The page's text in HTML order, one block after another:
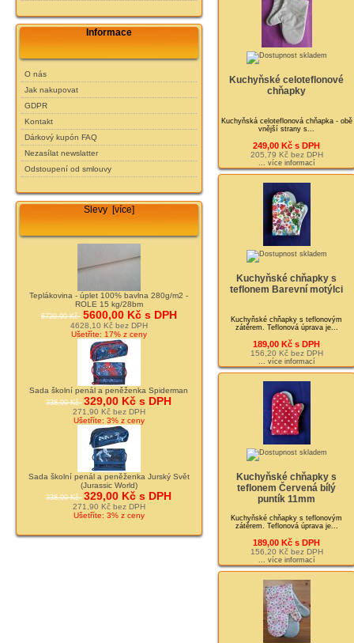
Informace
O nás
Jak nakupovat
GDPR
Kontakt
Dárkový kupón FAQ
Nezasílat newslatter
Odstoupení od smlouvy
Slevy [více]
Teplákovina - úplet 100% bavlna 280g/m2 -
ROLE 15 kg/28bm
6720,00 Kč 5600,00 Kč s DPH
4628,10 Kč bez DPH
Ušetříte: 17% z ceny
Sada školní penál a peněženka Spiderman
338,00 Kč 329,00 Kč s DPH
271,90 Kč bez DPH
Ušetříte: 3% z ceny
Sada školní penál a peněženka Jurský Svět
(Jurassic World)
338,00 Kč 329,00 Kč s DPH
271,90 Kč bez DPH
Ušetříte: 3% z ceny
Kuchyňské celoteflonové
chňapky
Kuchyňská celoteflonová chňapka - obě
vnější strany s...
249,00 Kč s DPH
205,79 Kč bez DPH
... více informací
Kuchyňské chňapky s
teflonem Barevní motýlci
Kuchyňské chňapky s teflonovým
zátěrem. Teflonová úprava je...
189,00 Kč s DPH
156,20 Kč bez DPH
... více informací
Kuchyňské chňapky s
teflonem Červená bílý
puntík 11mm
Kuchyňské chňapky s teflonovým
zátěrem. Teflonová úprava je...
189,00 Kč s DPH
156,20 Kč bez DPH
... více informací